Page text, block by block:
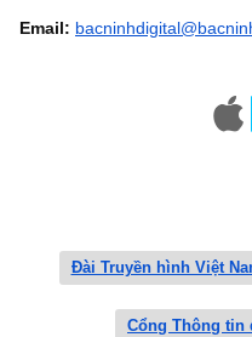
Email:
Đài Truyền hình Việt
Cổng Thông tin